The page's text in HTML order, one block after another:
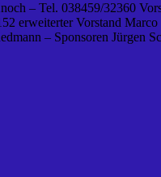
– Tel. 038459/32360
erweiterter Vorstand
– Sponsoren Jürgen